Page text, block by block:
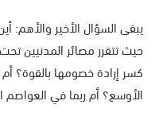
يبقى السؤال الأخير
حيث تتقرر مصائر المدنيين
كسر إرادة خصومها بالقوة؟
الأوسع؟ أم ربما في العواصم